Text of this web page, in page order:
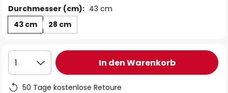
Durchmesser (cm): 43 cm
43 cm
28 cm
1 In den Warenkorb
50 Tage kostenlose Retoure